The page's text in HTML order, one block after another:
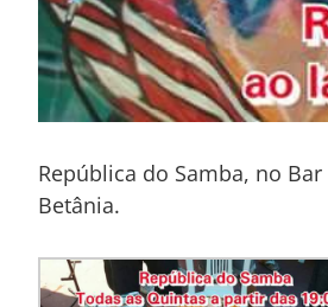
República do Samba, no
Betânia.